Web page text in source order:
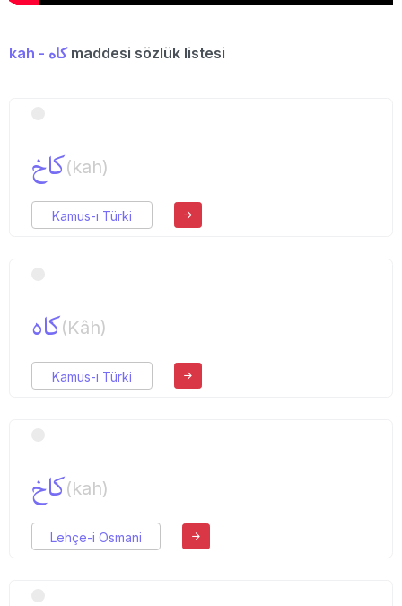
kah - كاهmaddesi sözlük listesi
كاخ(kah)
Kamus-ı Türki
كاه(Kâh)
Kamus-ı Türki
كاخ(kah)
Lehçe-i Osmani